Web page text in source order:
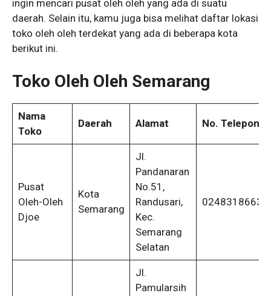
ingin mencari pusat oleh oleh yang ada di suatu
daerah. Selain itu, kamu juga bisa melihat daftar lokasi
toko oleh oleh terdekat yang ada di beberapa kota
berikut ini.
Toko Oleh Oleh Semarang
Nama
Toko
Daerah Alamat No. Telepon
Pusat
Oleh-Oleh
Djoe
Kota
Semarang
Jl.
Pandanaran
No.51,
Randusari,
Kec.
Semarang
Selatan
0248318663
Jl.
Pamularsih